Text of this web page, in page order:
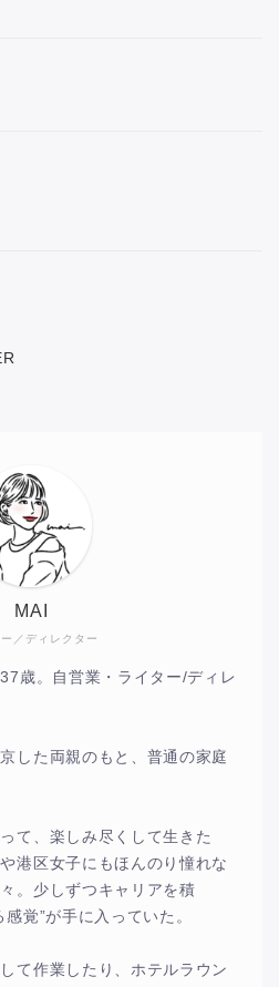
／ディレクター
MAI
歳。自営業・ライター/ディレ
した両親のもと、普通の家庭
て、楽しみ尽くして生きた
港区女子にもほんのり憧れな
。少しずつキャリアを積
覚”が手に入っていた。
て作業したり、ホテルラウン